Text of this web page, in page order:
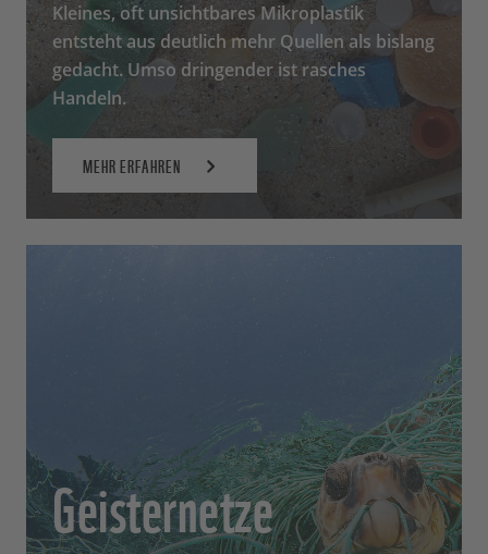
Kleines, oft unsichtbares Mikroplastik
entsteht aus deutlich mehr Quellen als bislang
gedacht. Umso dringender ist rasches
Handeln.
MEHR ERFAHREN
Geisternetze